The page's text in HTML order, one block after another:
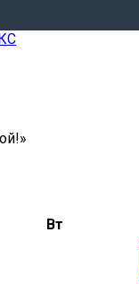
Вт